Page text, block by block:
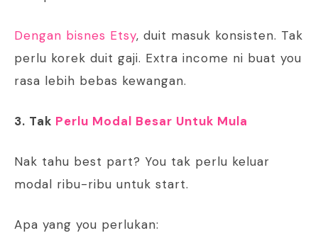
Dengan bisnes Etsy, duit masuk konsisten. Tak
perlu korek duit gaji. Extra income ni buat you
rasa lebih bebas kewangan.
3. Tak Perlu Modal Besar Untuk Mula
Nak tahu best part? You tak perlu keluar
modal ribu-ribu untuk start.
Apa yang you perlukan: